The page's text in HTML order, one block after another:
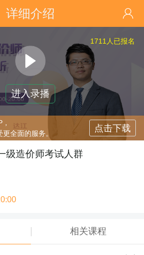
详细介绍
1711 人已报名
进入录播
全面的服务。
点击下载
级造价师考试人群
相关课程